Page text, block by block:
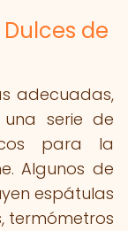
de
adecuadas,
serie de
para la
Algunos de
espátulas
termómetros